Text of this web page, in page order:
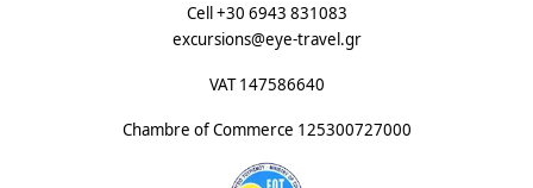
Cell +30 6943 831083
excursions@eye-travel.gr
VAT 147586640
Chambre of Commerce 125300727000